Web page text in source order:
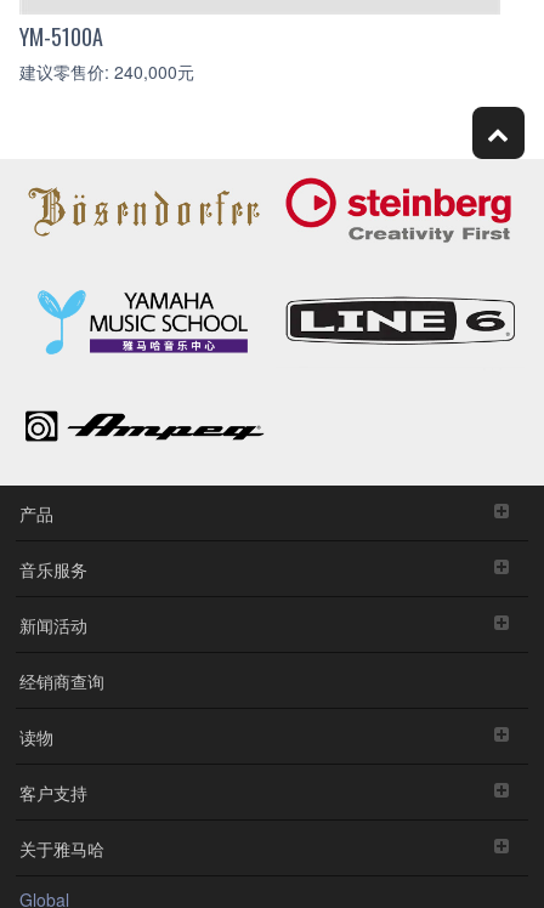
YM-5100A
建议零售价: 240,000元
产品
音乐服务
新闻活动
经销商查询
读物
客户支持
关于雅马哈
Global